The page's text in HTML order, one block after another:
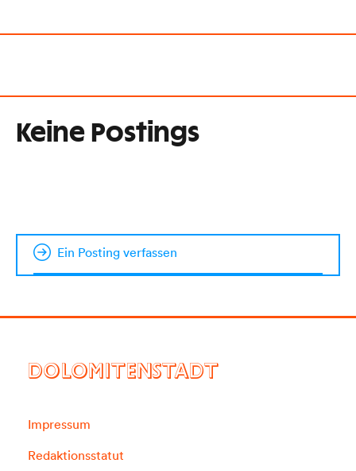
Keine Postings
Ein Posting verfassen
DOLOMITENSTADT
Impressum
Redaktionsstatut